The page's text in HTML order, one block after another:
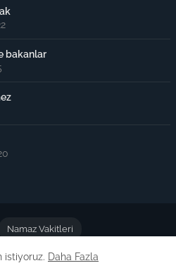
bakanlar
Namaz Vakitleri
istiyoruz. Daha Fazla